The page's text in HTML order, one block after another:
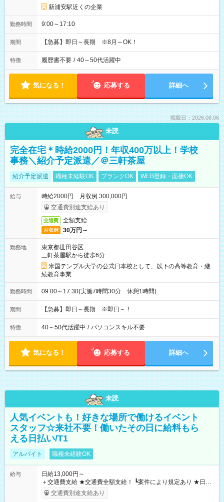
新浦安駅近くの企業
勤務時間 9:00～17:10
期間 【急募】即日～長期 ※8月～OK！
特徴 履歴書不要 / 40～50代活躍中
気になる！ 応募する 詳細へ
掲載日：2026.08.06
未読
完全在宅＊時給2000円！年収400万以上！学校
事務＼紹介予定派遣／＠三軒茶屋
紹介予定派遣 職種未経験OK ブランクOK WEB登録・面接OK
給与
時給2000円 月収例 300,000円
交通費別途支給あり
交通費 全額支給
月収例 30万円～
勤務地
東京都世田谷区
三軒茶屋駅から徒歩6分
米国テンプル大学の公式日本校として、以下の高等教育・継
続教育事業
勤務時間 09:00～17:30(実働7時間30分 休憩1時間)
期間 【急募】即日～長期 ※即日～！
特徴 40～50代活躍中 / パソコンスキル不要
気になる！ 応募する 詳細へ
未読
人気イベントも！好きな場所で働けるイベント
スタッフ☆来社不要！働いたその日に給料もら
える日払い/T1
アルバイト 職種未経験OK
給与
日給13,000円～
＋交通費支給 ★交通費全額支給！ ┗案件により規定あり ★日払
いOK！（規定あり） ┗働いたその日に現金GET♪ お仕事後はコ
ンビニATMから 日払い分を引き落とせます！ 【試用期間】試
交通費別途支給あり